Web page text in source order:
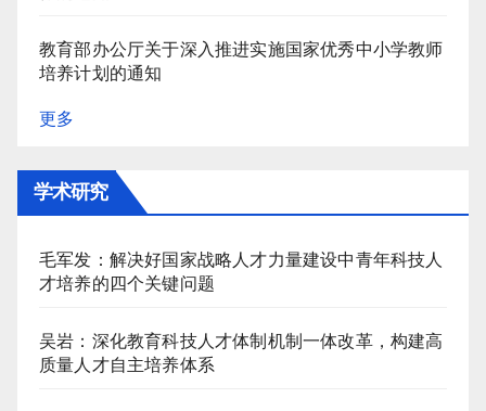
教育部办公厅关于深入推进实施国家优秀中小学教师
培养计划的通知
更多
学术研究
毛军发：解决好国家战略人才力量建设中青年科技人
才培养的四个关键问题
吴岩：深化教育科技人才体制机制一体改革，构建高
质量人才自主培养体系